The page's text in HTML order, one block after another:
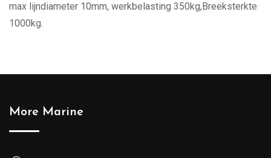
max lijndiameter 10mm, werkbelasting 350kg,Breeksterkte
1000kg.
More Marine